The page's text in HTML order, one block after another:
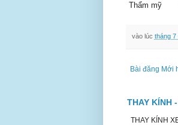
Thẩm mỹ
vào lúc tháng 7
Bài đăng Mới
THAY KÍNH
THAY KÍNH